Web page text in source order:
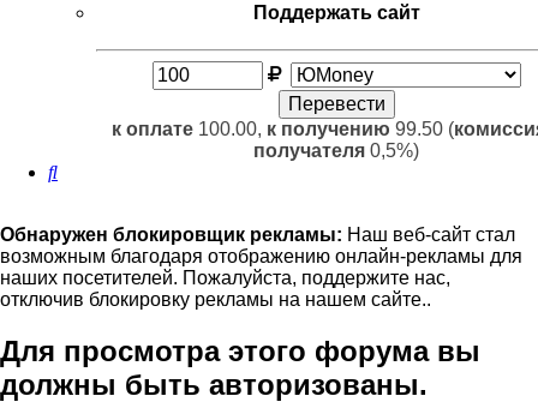
Поддержать сайт
к оплате100.00, к получению 99.50 (
получателя 0,5%)
Поиск
Обнаружен блокировщик рекламы: Наш веб-сайт стал
возможным благодаря отображению онлайн-рекламы для
наших посетителей. Пожалуйста, поддержите нас,
отключив блокировку рекламы на нашем сайте..
Для просмотра этого форума вы
должны быть авторизованы.